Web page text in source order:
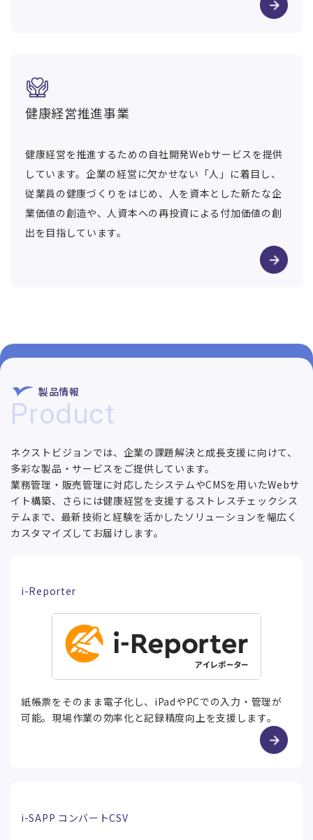
健康経営推進事業
健康経営を推進するための自社開発Webサービスを提供
しています。企業の経営に欠かせない「人」に着目し、
従業員の健康づくりをはじめ、人を資本とした新たな企
業価値の創造や、人資本への再投資による付加価値の創
出を目指しています。
製品情報
Product
ネクストビジョンでは、企業の課題解決と成長支援に向けて、
多彩な製品・サービスをご提供しています。
業務管理・販売管理に対応したシステムやCMSを用いたWebサ
イト構築、さらには健康経営を支援するストレスチェックシス
テムまで、最新技術と経験を活かしたソリューションを幅広く
カスタマイズしてお届けします。
i-Reporter
紙帳票をそのまま電子化し、iPadやPCでの入力・管理が
可能。現場作業の効率化と記録精度向上を支援します。
i-SAPP コンバートCSV